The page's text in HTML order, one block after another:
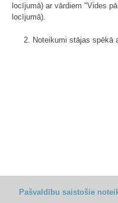
locījumā) ar vārdiem "Vides
locījumā).
2. Noteikumi stājas spēkā
Pašvaldību saistošie